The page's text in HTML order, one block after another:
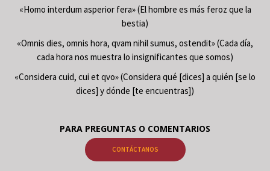
«Homo interdum asperior fera» (El hombre es más feroz que la
bestia)
«Omnis dies, omnis hora, qvam nihil sumus, ostendit» (Cada día,
cada hora nos muestra lo insignificantes que somos)
«Considera cuid, cui et qvo» (Considera qué [dices] a quién [se lo
dices] y dónde [te encuentras])
PARA PREGUNTAS O COMENTARIOS
CONTÁCTANOS